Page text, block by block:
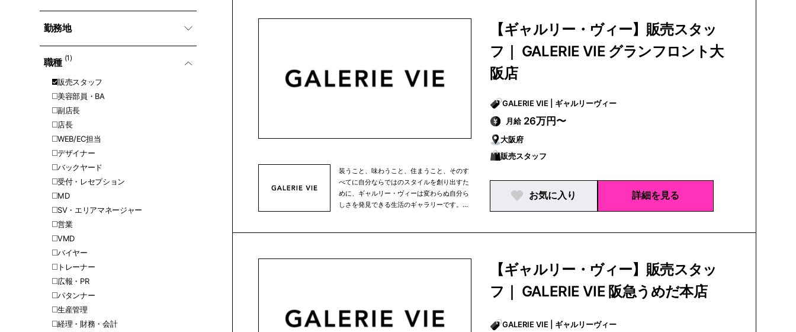
勤務地
職種 (1)
販売スタッフ
美容部員・BA
副店長
店長
WEB/EC担当
デザイナー
バックヤード
受付・レセプション
MD
SV・エリアマネージャー
営業
VMD
バイヤー
トレーナー
広報・PR
パタンナー
生産管理
経理・財務・会計
装うこと、味わうこと、住まうこと、そのす
べてに自分ならではのスタイルを創り出すた
めに、ギャルリー・ヴィーは変わらぬ自分ら
しさを発見できる生活のギャラリーです。余
旅を楽しむような個性的なグッズ、イマジネ
【ギャルリー・ヴィー】販売スタッ
フ｜ GALERIE VIE グランフロント大
阪店
GALERIE VIE | ギャルリーヴィー
月給 26万円〜
大阪府
販売スタッフ
お気に入り 詳細を見る
【ギャルリー・ヴィー】販売スタッ
フ｜ GALERIE VIE 阪急うめだ本店
GALERIE VIE | ギャルリーヴィー